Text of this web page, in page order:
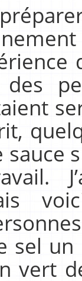
des
sel un
vert